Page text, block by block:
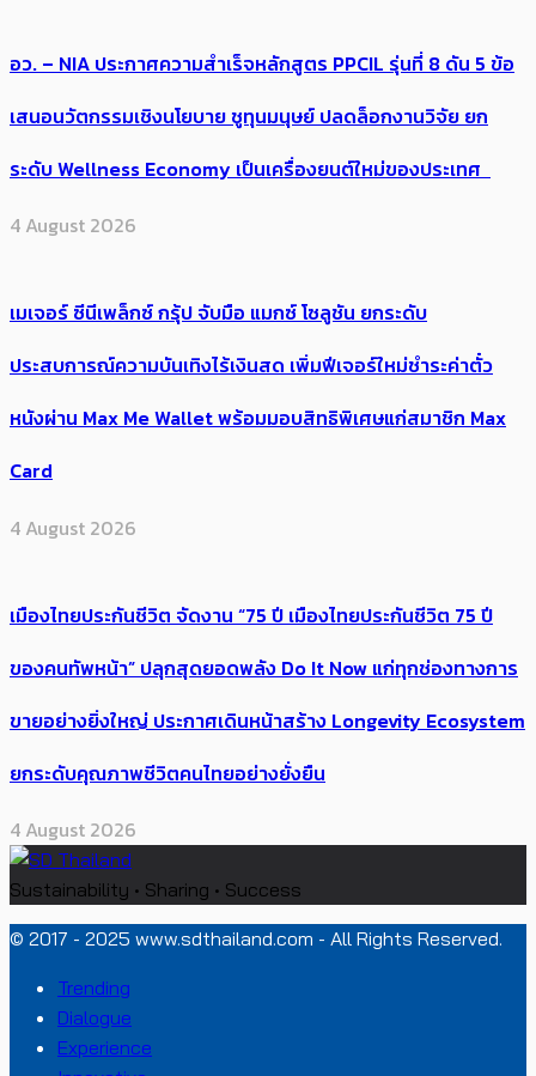
อว. – NIA ประกาศความสำเร็จหลักสูตร PPCIL รุ่นที่ 8 ดัน 5 ข้อ
เสนอนวัตกรรมเชิงนโยบาย ชูทุนมนุษย์ ปลดล็อกงานวิจัย ยก
ระดับ Wellness Economy เป็นเครื่องยนต์ใหม่ของประเทศ
4 August 2026
เมเจอร์ ซีนีเพล็กซ์ กรุ้ป จับมือ แมกซ์ โซลูชัน ยกระดับ
ประสบการณ์ความบันเทิงไร้เงินสด เพิ่มฟีเจอร์ใหม่ชำระค่าตั๋ว
หนังผ่าน Max Me Wallet พร้อมมอบสิทธิพิเศษแก่สมาชิก Max
Card
4 August 2026
เมืองไทยประกันชีวิต จัดงาน “75 ปี เมืองไทยประกันชีวิต 75 ปี
ของคนทัพหน้า” ปลุกสุดยอดพลัง Do It Now แก่ทุกช่องทางการ
ขายอย่างยิ่งใหญ่ ประกาศเดินหน้าสร้าง Longevity Ecosystem
ยกระดับคุณภาพชีวิตคนไทยอย่างยั่งยืน
4 August 2026
Sustainability • Sharing • Success
© 2017 - 2025 www.sdthailand.com - All Rights Reserved.
Trending
Dialogue
Experience